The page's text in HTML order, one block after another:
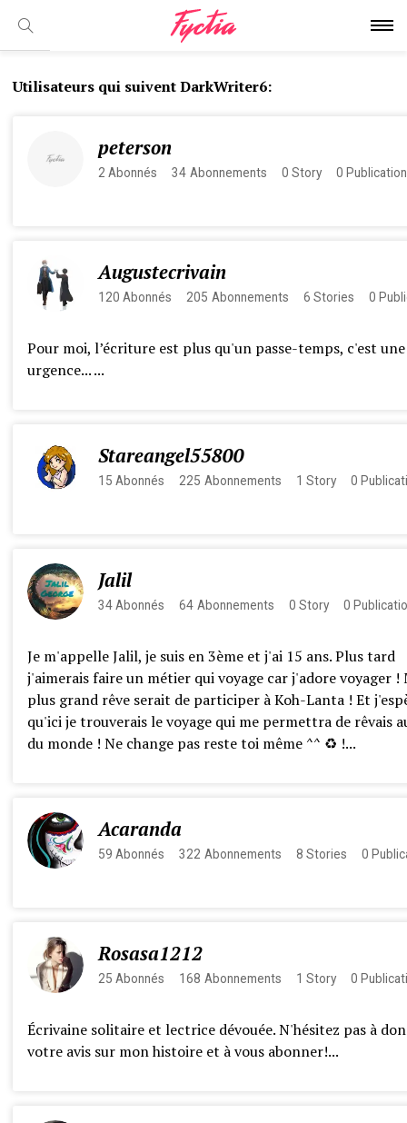
Utilisateurs qui suivent DarkWriter6:
peterson
2 Abonnés 34 Abonnements 0 Story 0 Publication
Augustecrivain
120 Abonnés 205 Abonnements 6 Stories 0
Pour moi, l’écriture est plus qu'un passe-temps, c'est une
urgence... ...
Stareangel55800
15 Abonnés 225 Abonnements 1 Story 0
Jalil
34 Abonnés 64 Abonnements 0 Story 0
Je m'appelle Jalil, je suis en 3ème et j'ai 15 ans. Plus tard
j'aimerais faire un métier qui voyage car j'adore voyager !
plus grand rêve serait de participer à Koh-Lanta ! Et
qu'ici je trouverais le voyage qui me permettra de rêvais
du monde ! Ne change pas reste toi même ^^ ♻️ !...
Acaranda
59 Abonnés 322 Abonnements 8 Stories 0
Rosasa1212
25 Abonnés 168 Abonnements 1 Story 0
Écrivaine solitaire et lectrice dévouée. N'hésitez pas à
votre avis sur mon histoire et à vous abonner!...